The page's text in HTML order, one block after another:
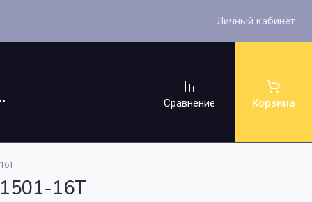
Личный кабинет
Сравнение Корзина
16T